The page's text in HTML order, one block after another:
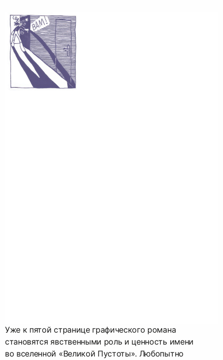
Уже к пятой странице графического романа
становятся явственными роль и ценность имени
во вселенной «Великой Пустоты». Любопытно